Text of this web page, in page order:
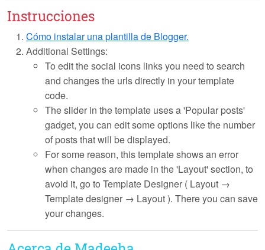
Instrucciones
Cómo instalar una plantilla de Blogger.
Additional Settings:
To edit the social icons links you need to search
and changes the urls directly in your template
code.
The slider in the template uses a 'Popular posts'
gadget, you can edit some options like the number
of posts that will be displayed.
For some reason, this template shows an error
when changes are made in the 'Layout' section, to
avoid it, go to Template Designer ( Layout →
Template designer → Layout ). There you can save
your changes.